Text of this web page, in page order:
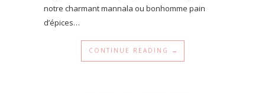
notre charmant mannala ou bonhomme pain
d’épices…
CONTINUE READING →